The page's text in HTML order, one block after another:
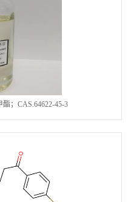
；CAS.64622-45-3